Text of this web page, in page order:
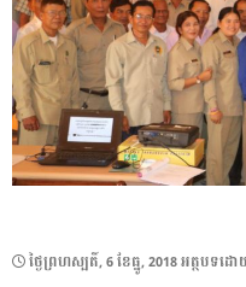
POSTED
ថ្ងៃ​ព្រហស្បតិ៍, 6 ខែ​ធ្នូ, 2018អត្ថបទដ